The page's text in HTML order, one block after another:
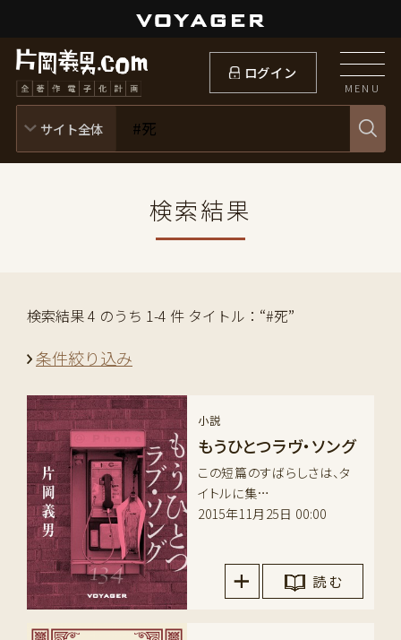
ログイン
MENU
検索結果
検索結果 4 のうち 1-4 件 タイトル：“#死”
条件絞り込み
小説
もうひとつラヴ・ソング
この短篇のすばらしさは、タ
イトルに集…
2015年11月25日 00:00
読 む